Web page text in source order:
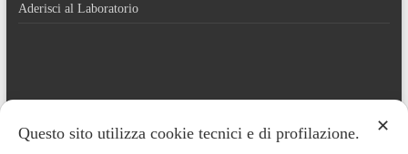
Aderisci al Laboratorio
Contatti ✕
Questo sito utilizza cookie tecnici e di profilazione.